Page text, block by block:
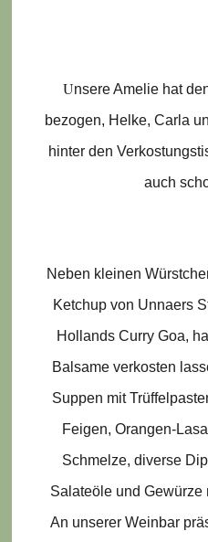
Unsere Amelie hat
bezogen, Helke, Carla
hinter den
auch
Neben kleinen
Ketchup von Unnaers
Hollands Curry Goa,
Balsame verkosten
Suppen mit
Feigen, Orangen-
Schmelze, diverse
Salateöle und Gewürze
An unserer Weinbar